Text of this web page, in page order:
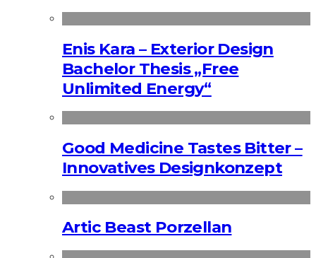
Enis Kara – Exterior Design
Bachelor Thesis „Free
Unlimited Energy“
Good Medicine Tastes Bitter –
Innovatives Designkonzept
Artic Beast Porzellan